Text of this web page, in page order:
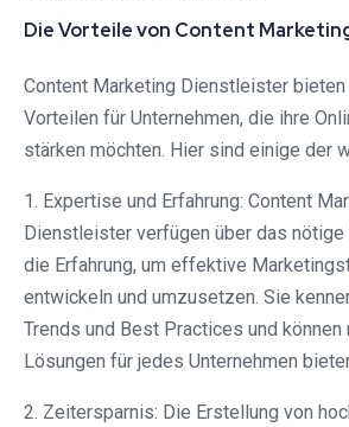
Die Vorteile von Content
Content Marketing Dienstleister
Vorteilen für Unternehmen, die ihre
stärken möchten. Hier sind einige der
1. Expertise und Erfahrung: Content
Dienstleister verfügen über das nötige
die Erfahrung, um effektive
entwickeln und umzusetzen. Sie
Trends und Best Practices und
Lösungen für jedes Unternehmen
2. Zeitersparnis: Die Erstellung von